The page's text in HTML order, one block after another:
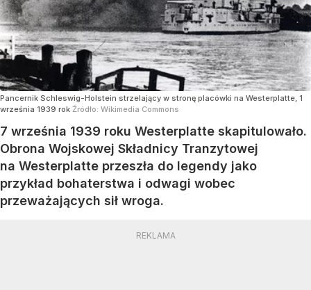
Pancernik Schleswig-Holstein strzelający w stronę placówki na Westerplatte, 1
września 1939 rok Źródło: Wikimedia Commons
7 września 1939 roku Westerplatte skapitulowało.
Obrona Wojskowej Składnicy Tranzytowej
na Westerplatte przeszła do legendy jako
przykład bohaterstwa i odwagi wobec
przeważających sił wroga.